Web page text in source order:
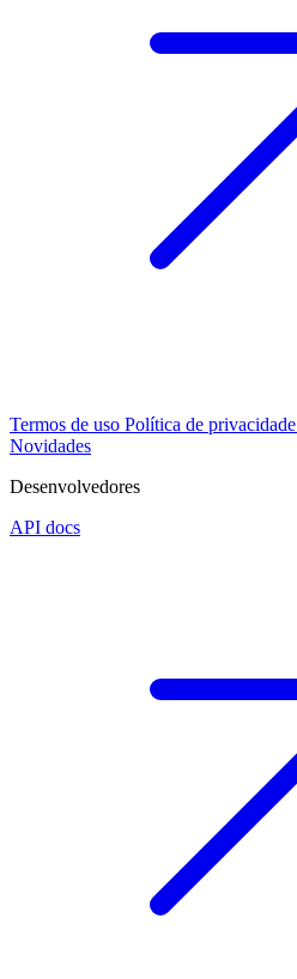
Termos de uso Política de privacidade
Novidades
Desenvolvedores
API docs